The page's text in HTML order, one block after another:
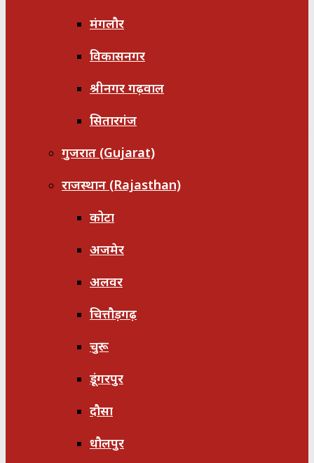
मंगलौर
विकासनगर
श्रीनगर गढ़वाल
सितारगंज
गुजरात (Gujarat)
राजस्थान (Rajasthan)
कोटा
अजमेर
अलवर
चित्तौड़गढ़
चुरू
डूंगरपुर
दौसा
धौलपुर